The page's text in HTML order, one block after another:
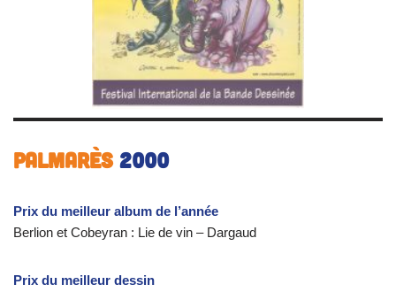
Palmarès 2000
Prix du meilleur album de l’année
Berlion et Cobeyran : Lie de vin – Dargaud
Prix du meilleur dessin